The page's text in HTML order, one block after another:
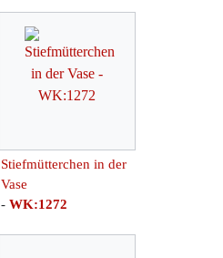
Stiefmütterchen in der
Vase
- WK:1272